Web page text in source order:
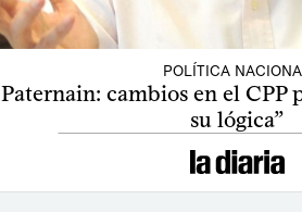
POLÍTICA
Paternain: cambios en el CPP
su lógica”